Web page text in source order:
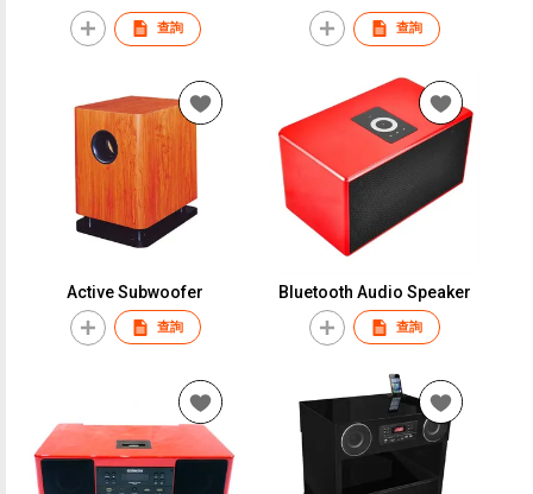
查詢 查詢
Active Subwoofer
查詢
Bluetooth Audio Speaker
查詢